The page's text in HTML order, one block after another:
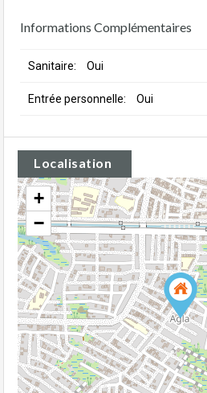
Informations Complémentaires
Sanitaire: Oui
Entrée personnelle: Oui
Localisation
+
−